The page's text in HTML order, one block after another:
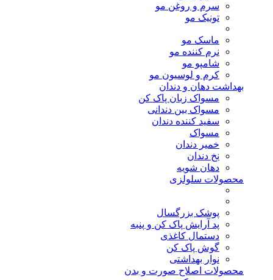
سرم و روغن مو
تونیک مو
ماسک مو
نرم کننده مو
شامپو مو
کرم و لوسیون مو
بهداشت دهان و دندان
مسواک زبان پاک کن
مسواک بین دندانی
سفید کننده دندان
مسواک
خمیر دندان
نخ دندان
دهان شویه
محصولات سلولزی
پوشک بزرگسال
پد آرایش پاک کن و پنبه
دستمال کاغذی
گوش پاک کن
نوار بهداشتی
محصولات اصلاح صورت و بدن